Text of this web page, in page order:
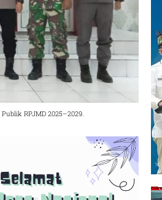
RPJMD 2025–2029.